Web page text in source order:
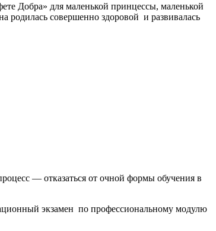
Добра» для маленькой принцессы, маленькой
совершенно здоровой и развивалась
— отказаться от очной формы обучения в
экзамен по профессиональному модулю